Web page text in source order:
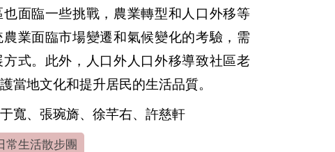
面臨一些挑戰，農業轉型和人口外移等
業面臨市場變遷和氣候變化的考驗，需
式。此外，人口外人口外移導致社區老
當地文化和提升居民的生活品質。
寬、張琬旖、徐芊右、許慈軒
常生活散步團